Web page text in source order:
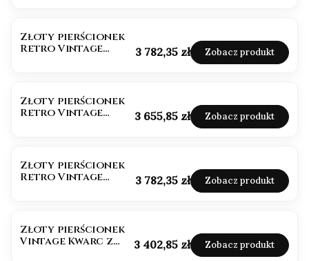
Złoty pierścionek
Retro Vintage
Cena
3 782,35 zł Zobacz produkt
Złoty pierścionek
Retro Vintage
Cena
3 655,85 zł Zobacz produkt
Złoty pierścionek
Retro Vintage
Cena
3 782,35 zł Zobacz produkt
Złoty pierścionek
Vintage Kwarc z
Cena
3 402,85 zł Zobacz produkt